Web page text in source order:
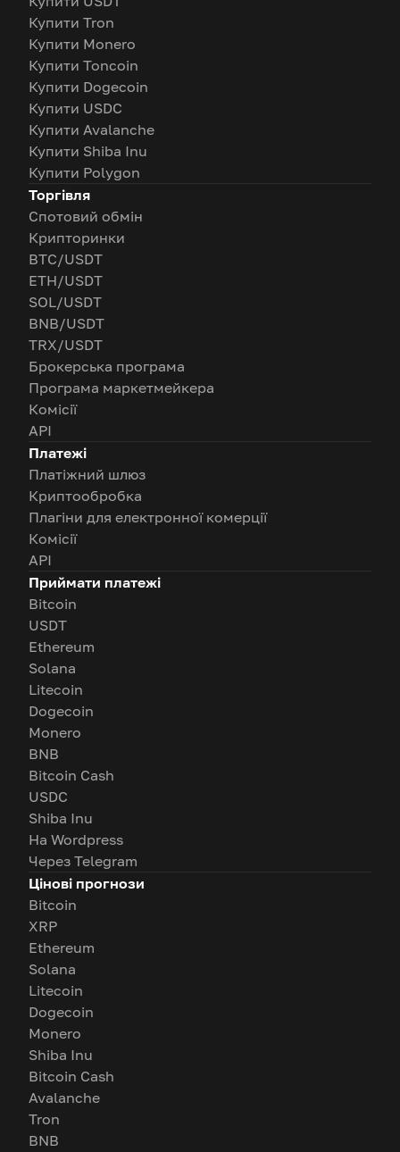
Купити Tron
Купити Monero
Купити Toncoin
Купити Dogecoin
Купити USDC
Купити Avalanche
Купити Shiba Inu
Купити Polygon
Торгівля
Спотовий обмін
Крипторинки
BTC/USDT
ETH/USDT
SOL/USDT
BNB/USDT
TRX/USDT
Брокерська програма
Програма маркетмейкера
Комісії
API
Платежі
Платіжний шлюз
Криптообробка
Плагіни для електронної комерції
Комісії
API
Приймати платежі
Bitcoin
USDT
Ethereum
Solana
Litecoin
Dogecoin
Monero
BNB
Bitcoin Cash
USDC
Shiba Inu
На Wordpress
Через Telegram
Цінові прогнози
Bitcoin
XRP
Ethereum
Solana
Litecoin
Dogecoin
Monero
Shiba Inu
Bitcoin Cash
Avalanche
Tron
BNB